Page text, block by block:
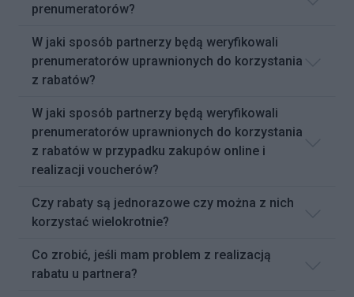
prenumeratorów?
W jaki sposób partnerzy będą weryfikowali
prenumeratorów uprawnionych do korzystania
z rabatów?
W jaki sposób partnerzy będą weryfikowali
prenumeratorów uprawnionych do korzystania
z rabatów w przypadku zakupów online i
realizacji voucherów?
Czy rabaty są jednorazowe czy można z nich
korzystać wielokrotnie?
Co zrobić, jeśli mam problem z realizacją
rabatu u partnera?